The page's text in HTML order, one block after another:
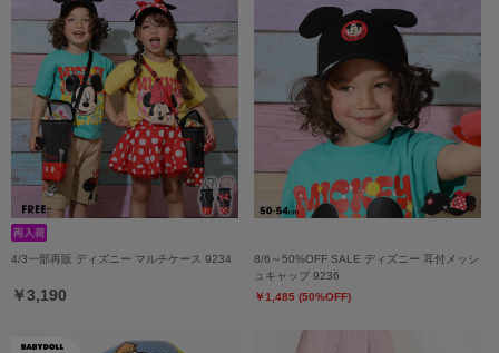
4/3一部再販 ディズニー マルチケース 9234
￥3,190
8/6～50%OFF SALE ディズニー 耳付メッシ
ュキャップ 9236
￥1,485 (50%OFF)